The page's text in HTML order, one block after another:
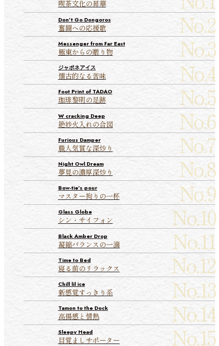
喫茶文化の昇華
Don’t Go Dongoros
奮闘への応援歌
Messenger from Far East
極東からの贈り物
ジャポネアイス
懐古的なる苦味
Foot Print of TADAO
珈琲黎明の足跡
W cracking Deep
絶妙火入れの合図
Furious Damper
職人気質な深炒り
Night Owl Dream
夢見の濃厚深炒り
Bow-tie’s pour
マスター拘りの一杯
Glass Globe
シン・サイフォン
Black Amber Drop
凝縮バランスの一滴
Time to Bed
寝る前のリラックス
Chill lil ice
新感覚すっきり系
Tamon to the Dock
高揚感と情熱
Sleepy Head
目覚ましサポーター